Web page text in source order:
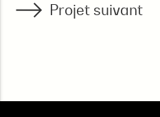
Projet suivant